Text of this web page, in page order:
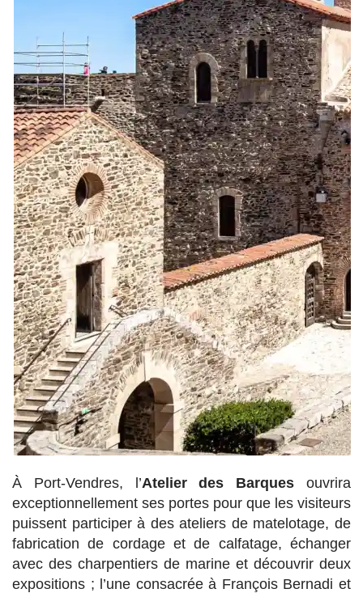
À Port-Vendres, l’Atelier des Barques ouvrira
exceptionnellement ses portes pour que les visiteurs
puissent participer à des ateliers de matelotage, de
fabrication de cordage et de calfatage, échanger
avec des charpentiers de marine et découvrir deux
expositions ; l’une consacrée à François Bernadi et